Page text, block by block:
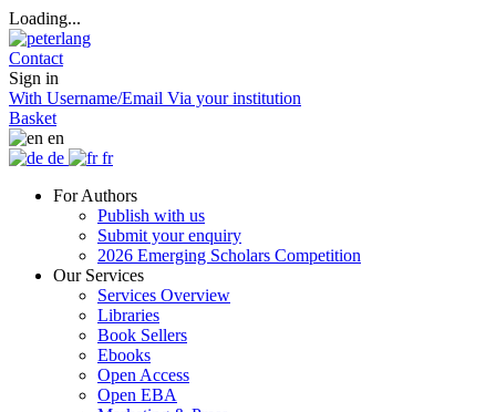
Loading...
Contact
Sign in
With Username/Email Via your institution
Basket
en
de
fr
For Authors
Publish with us
Submit your enquiry
2026 Emerging Scholars Competition
Our Services
Services Overview
Libraries
Book Sellers
Ebooks
Open Access
Open EBA